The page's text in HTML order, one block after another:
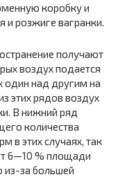
коробку и
и розжиге вагранки.
получают
воздух подается
один над другим на
этих рядов воздух
В нижний ряд
количества
в этих случаях, так
6—10 % площади
из-за большей